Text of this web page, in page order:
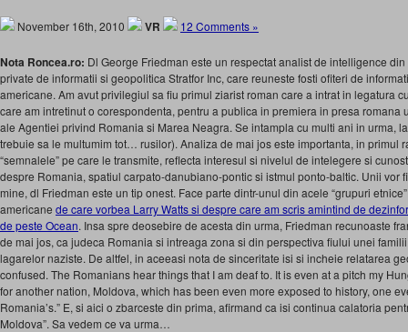
November 16th, 2010 VR 12 Comments »
Nota Roncea.ro: Dl George Friedman este un respectat analist de intelligence
private de informatii si geopolitica Stratfor Inc, care reuneste fosti ofiteri de
americane. Am avut privilegiul sa fiu primul ziarist roman care a intrat in legatura
care am intretinut o corespondenta, pentru a publica in premiera in presa
ale Agentiei privind Romania si Marea Neagra. Se intampla cu multi ani in urma,
trebuie sa le multumim tot… rusilor). Analiza de mai jos este importanta, in primul
“semnalele” pe care le transmite, reflecta interesul si nivelul de intelegere si
despre Romania, spatiul carpato-danubiano-pontic si istmul ponto-baltic. Unii vor
mine, dl Friedman este un tip onest. Face parte dintr-unul din acele “grupuri
americane de care vorbea Larry Watts si despre care am scris amintind de
de peste Ocean. Insa spre deosebire de acesta din urma, Friedman recunoaste
de mai jos, ca judeca Romania si intreaga zona si din perspectiva fiului unei
lagarelor naziste. De altfel, in aceeasi nota de sinceritate isi si incheie relatarea
confused. The Romanians hear things that I am deaf to. It is even at a pitch my
for another nation, Moldova, which has been even more exposed to history, one
Romania’s.” E, si aici o zbarceste din prima, afirmand ca isi continua calatoria
Moldova”. Sa vedem ce va urma…